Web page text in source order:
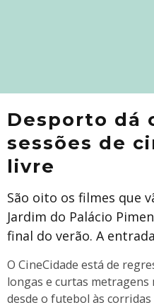
Desporto dá
sessões de
livre
São oito os filmes que
Jardim do Palácio
final do verão. A
​O CineCidade está de
longas e curtas
desde o futebol às